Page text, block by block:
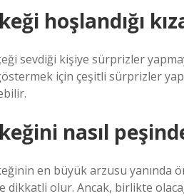
hoşlandığı
sevdiği kişiye sürprizler
için çeşitli sürprizler
nasıl
en büyük arzusu yanında
dikkatli olur. Ancak, birlikte